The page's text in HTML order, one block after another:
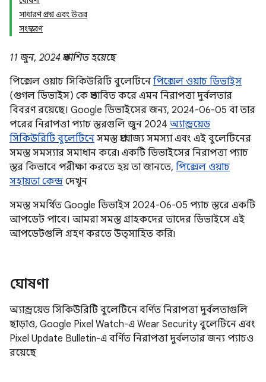
সাধারণ প্রশ্ন এবং উত্তর
সংস্করণ
11 জুন, 2024 প্রকাশিত হয়েছে
পিক্সেল ওয়াচ সিকিউরিটি বুলেটিনে পিক্সেল ওয়াচ ডিভাইস
(গুগল ডিভাইস) কে প্রভাবিত করে এমন নিরাপত্তা দুর্বলতার
বিবরণ রয়েছে। Google ডিভাইসের জন্য, 2024-06-05 বা তার
পরের নিরাপত্তা প্যাচ স্তরগুলি জুন 2024 অ্যান্ড্রয়েড
সিকিউরিটি বুলেটিনে সমস্ত প্রযোজ্য সমস্যা এবং এই বুলেটিনের
সমস্ত সমস্যার সমাধান করে৷ একটি ডিভাইসের নিরাপত্তা প্যাচ
স্তর কিভাবে পরীক্ষা করতে হয় তা জানতে, পিক্সেল ওয়াচ
সহায়তা কেন্দ্র দেখুন
সমস্ত সমর্থিত Google ডিভাইস 2024-06-05 প্যাচ স্তরে একটি
আপডেট পাবে। আমরা সমস্ত গ্রাহকদের তাদের ডিভাইসে এই
আপডেটগুলি গ্রহণ করতে উত্সাহিত করি৷
ঘোষণা
অ্যান্ড্রয়েড সিকিউরিটি বুলেটিনে বর্ণিত নিরাপত্তা দুর্বলতাগুলি
ছাড়াও, Google Pixel Watch-এ Wear Security বুলেটিনে এবং
Pixel Update Bulletin-এ বর্ণিত নিরাপত্তা দুর্বলতার জন্য প্যাচও
রয়েছে